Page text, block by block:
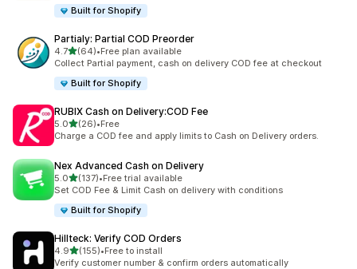
Built for Shopify
Partialy: Partial COD Preorder
4.7เต็ม 5 ดาว
(64)
ทั้งหมด 64 รีวิว
•Free plan available
Collect Partial payment, cash on delivery COD fee at checkout
Built for Shopify
RUBIX Cash on Delivery:COD Fee
5.0เต็ม 5 ดาว
(26)
ทั้งหมด 26 รีวิว
•Free
Charge a COD fee and apply limits to Cash on Delivery orders.
Nex Advanced Cash on Delivery
5.0เต็ม 5 ดาว
(137)
ทั้งหมด 137 รีวิว
•Free trial available
Set COD Fee & Limit Cash on delivery with conditions
Built for Shopify
Hillteck: Verify COD Orders
4.9เต็ม 5 ดาว
(155)
ทั้งหมด 155 รีวิว
•Free to install
Verify customer number & confirm orders automatically